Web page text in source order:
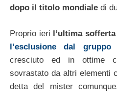
dopo il titolo mondiale di
Proprio ieri l’ultima
l’esclusione dal
cresciuto ed in ottime
sovrastato da altri elementi
detta del mister